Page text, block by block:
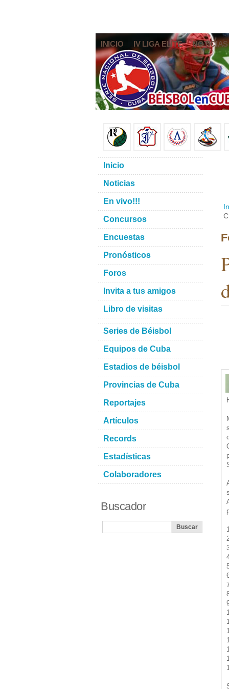
INICIO IV LIGA ELITE NOTICIAS
Inicio
Noticias
En vivo!!!
Concursos
Encuestas
Pronósticos
Foros
Invita a tus amigos
Libro de visitas
Series de Béisbol
Equipos de Cuba
Estadios de béisbol
Provincias de Cuba
Reportajes
Artículos
Records
Estadísticas
Colaboradores
Buscador